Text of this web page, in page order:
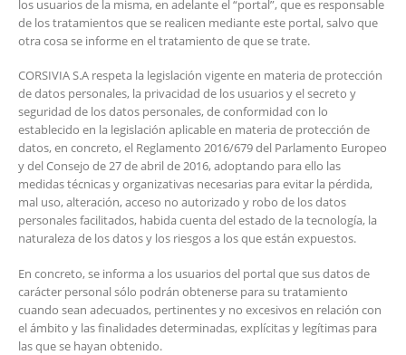
los usuarios de la misma, en adelante el “portal”, que es responsable
de los tratamientos que se realicen mediante este portal, salvo que
otra cosa se informe en el tratamiento de que se trate.
CORSIVIA S.A respeta la legislación vigente en materia de protección
de datos personales, la privacidad de los usuarios y el secreto y
seguridad de los datos personales, de conformidad con lo
establecido en la legislación aplicable en materia de protección de
datos, en concreto, el Reglamento 2016/679 del Parlamento Europeo
y del Consejo de 27 de abril de 2016, adoptando para ello las
medidas técnicas y organizativas necesarias para evitar la pérdida,
mal uso, alteración, acceso no autorizado y robo de los datos
personales facilitados, habida cuenta del estado de la tecnología, la
naturaleza de los datos y los riesgos a los que están expuestos.
En concreto, se informa a los usuarios del portal que sus datos de
carácter personal sólo podrán obtenerse para su tratamiento
cuando sean adecuados, pertinentes y no excesivos en relación con
el ámbito y las finalidades determinadas, explícitas y legítimas para
las que se hayan obtenido.